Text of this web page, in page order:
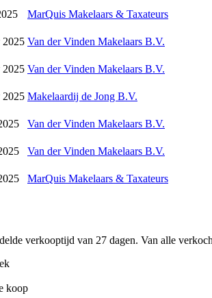
MarQuis Makelaars & Taxateurs
2025 Van der Vinden Makelaars B.V.
2025 Van der Vinden Makelaars B.V.
2025 Makelaardij de Jong B.V.
Van der Vinden Makelaars B.V.
Van der Vinden Makelaars B.V.
MarQuis Makelaars & Taxateurs
verkooptijd van 27 dagen. Van alle
koop